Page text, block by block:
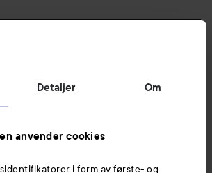
Detaljer Om
anvender cookies
i form av første- og